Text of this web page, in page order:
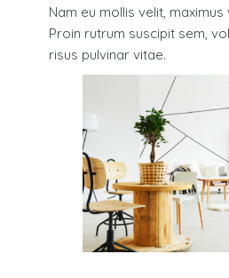
Nam eu mollis velit, maximus
Proin rutrum suscipit sem,
risus pulvinar vitae.